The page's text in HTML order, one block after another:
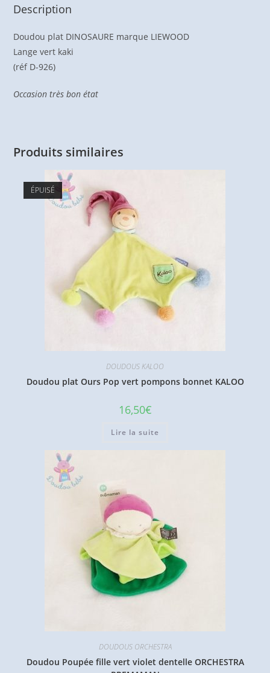
Description
Doudou plat DINOSAURE marque LIEWOOD
Lange vert kaki
(réf D-926)
Occasion très bon état
Produits similaires
ÉPUISÉ
DOUDOUS KALOO
Doudou plat Ours Pop vert pompons bonnet KALOO
16,50€
Lire la suite
DOUDOUS ORCHESTRA
Doudou Poupée fille vert violet dentelle ORCHESTRA